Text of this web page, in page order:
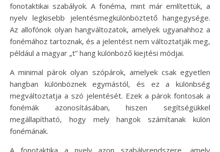
fonotaktikai szabályok. A fonéma, mint már említettük, a
nyelv legkisebb jelentésmegkülönböztető hangegysége.
Az allofónok olyan hangváltozatok, amelyek ugyanahhoz a
fonémához tartoznak, és a jelentést nem változtatják meg,
például a magyar „t” hang különböző kiejtési módjai.
A minimal párok olyan szópárok, amelyek csak egyetlen
hangban különböznek egymástól, és ez a különbség
megváltoztatja a szó jelentését. Ezek a párok fontosak a
fonémák azonosításában, hiszen segítségükkel
megállapítható, hogy mely hangok számítanak külön
fonémának.
A fonotaktika a nyelv azon szabályrendszere, amely